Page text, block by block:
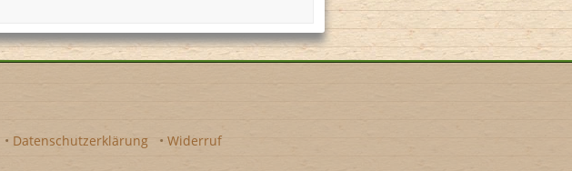
• Datenschutzerklärung • Widerruf